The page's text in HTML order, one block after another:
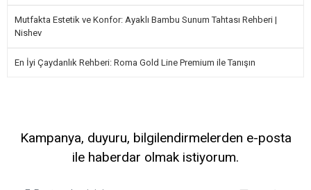
Mutfakta Estetik ve Konfor: Ayaklı Bambu Sunum Tahtası Rehberi |
Nishev
En İyi Çaydanlık Rehberi: Roma Gold Line Premium ile Tanışın
Kampanya, duyuru, bilgilendirmelerden e-posta
ile haberdar olmak istiyorum.